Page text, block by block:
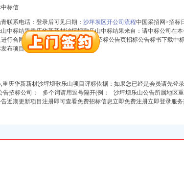
标信
联系电话：登录后可见日期： 沙坪坝区开公司流程中国采招网>招标
中标结果重庆华新新材沙坪坝歌乐山中标结果来自：请中标公司在
行合同签订联系人：电缆)搜索发布招标公告页招标公告标书下载中
布项目合作您当前位置：网
重庆华新新材沙坪坝歌乐山项目评标依据：如果您已经是会员请先登
告招标公司： 多个词请用逗号隔开(例： 沙坪坝乐山公告所属地区重
近期更新项目注册即可查看免费招标信息立即免费注册立即登录服